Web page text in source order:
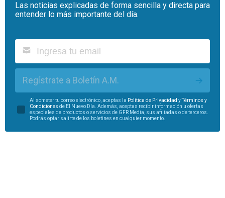
Las noticias explicadas de forma sencilla y directa para
entender lo más importante del día.
Regístrate a Boletín A.M.
Al someter tu correo electrónico, aceptas la Política de Privacidad yTérminos y
Condiciones de El Nuevo Día. Además, aceptas recibir información u ofertas
especiales de productos o servicios de GFR Media, sus afiliadas o de terceros.
Podrás optar salirte de los boletines en cualquier momento.